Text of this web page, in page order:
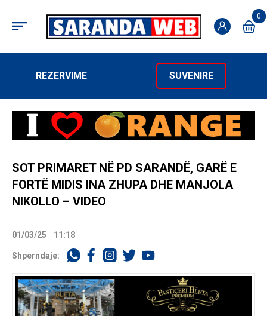
0
REZERVIME SUVENIRE
SOT PRIMARET NË PD SARANDË, GARË E
FORTË MIDIS INA ZHUPA DHE MANJOLA
NIKOLLO – VIDEO
01/03/25 11:18
Shperndaje: